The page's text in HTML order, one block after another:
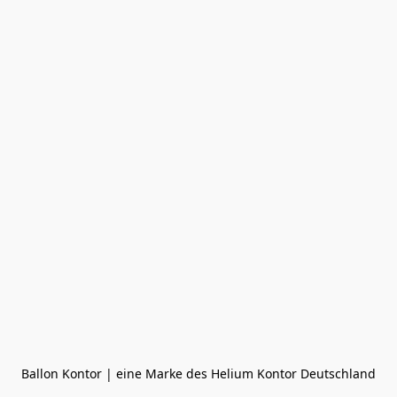
Ballon Kontor | eine Marke des Helium Kontor Deutschland